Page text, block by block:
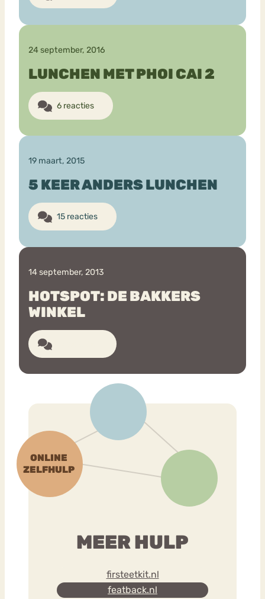
24 september, 2016
LUNCHEN MET PHOI CAI 2
6 reacties
19 maart, 2015
5 KEER ANDERS LUNCHEN
15 reacties
14 september, 2013
HOTSPOT: DE BAKKERS
WINKEL
MEER HULP
firsteetkit.nl
featback.nl